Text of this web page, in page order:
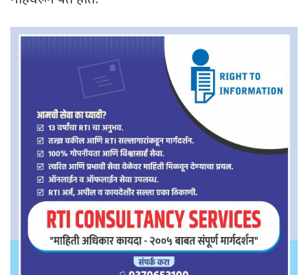
गहिवरून येत होते.